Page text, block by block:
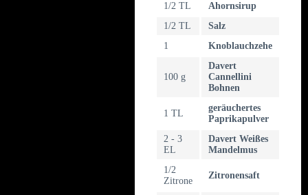
1/2 TL
Ahornsirup
1/2 TL
Salz
1
Knoblauchzehe
100 g
Davert
Cannellini
Bohnen
1 TL
geräuchertes
Paprikapulver
2 - 3
EL
Davert Weißes
Mandelmus
1/2
Zitrone
Zitronensaft